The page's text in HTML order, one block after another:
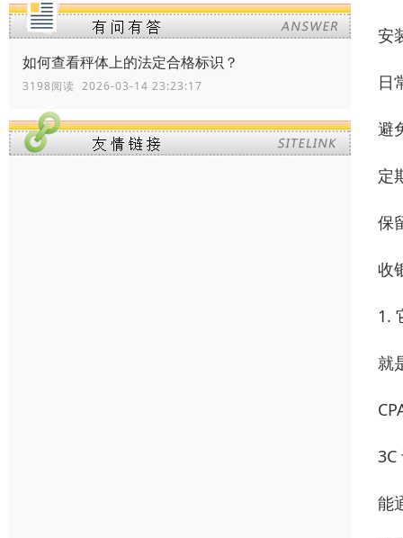
如何查看秤体上的法定合格标识？
3198阅读 2026-03-14 23:23:17
安
日
避
定
保
收
1.
就
3C
能